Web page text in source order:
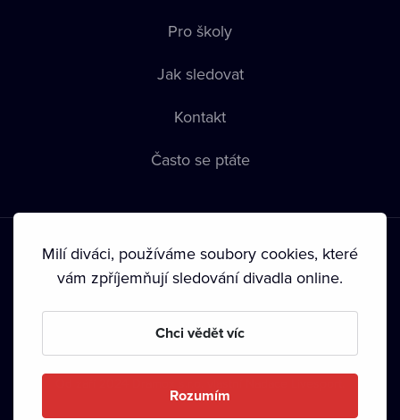
Pro školy
Jak sledovat
Kontakt
Často se ptáte
Podmínky používání • Ochrana soukromí • Zásady používání
• Autorská práva•
Milí diváci, používáme soubory cookies, které
vám zpříjemňují sledování divadla online.
Chci vědět víc
Rozumím